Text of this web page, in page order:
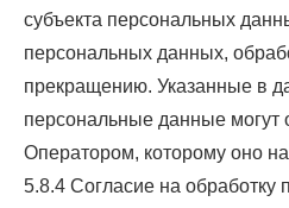
субъекта персональных
персональных данных,
прекращению. Указанные в
персональные данные могут
Оператором, которому оно
5.8.4 Согласие на обработку